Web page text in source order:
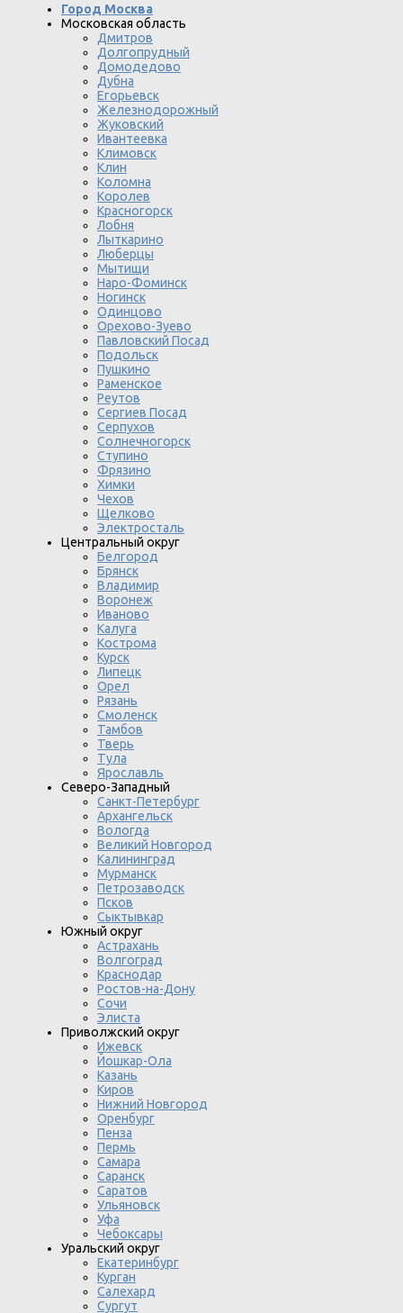
Город Москва
Московская область
Дмитров
Долгопрудный
Домодедово
Дубна
Егорьевск
Железнодорожный
Жуковский
Ивантеевка
Климовск
Клин
Коломна
Королев
Красногорск
Лобня
Лыткарино
Люберцы
Мытищи
Наро-Фоминск
Ногинск
Одинцово
Орехово-Зуево
Павловский Посад
Подольск
Пушкино
Раменское
Реутов
Сергиев Посад
Серпухов
Солнечногорск
Ступино
Фрязино
Химки
Чехов
Щелково
Электросталь
Центральный округ
Белгород
Брянск
Владимир
Воронеж
Иваново
Калуга
Кострома
Курск
Липецк
Орел
Рязань
Смоленск
Тамбов
Тверь
Тула
Ярославль
Северо-Западный
Санкт-Петербург
Архангельск
Вологда
Великий Новгород
Калининград
Мурманск
Петрозаводск
Псков
Сыктывкар
Южный округ
Астрахань
Волгоград
Краснодар
Ростов-на-Дону
Сочи
Элиста
Приволжский округ
Ижевск
Йошкар-Ола
Казань
Киров
Нижний Новгород
Оренбург
Пенза
Пермь
Самара
Саранск
Саратов
Ульяновск
Уфа
Чебоксары
Уральский округ
Екатеринбург
Курган
Салехард
Сургут